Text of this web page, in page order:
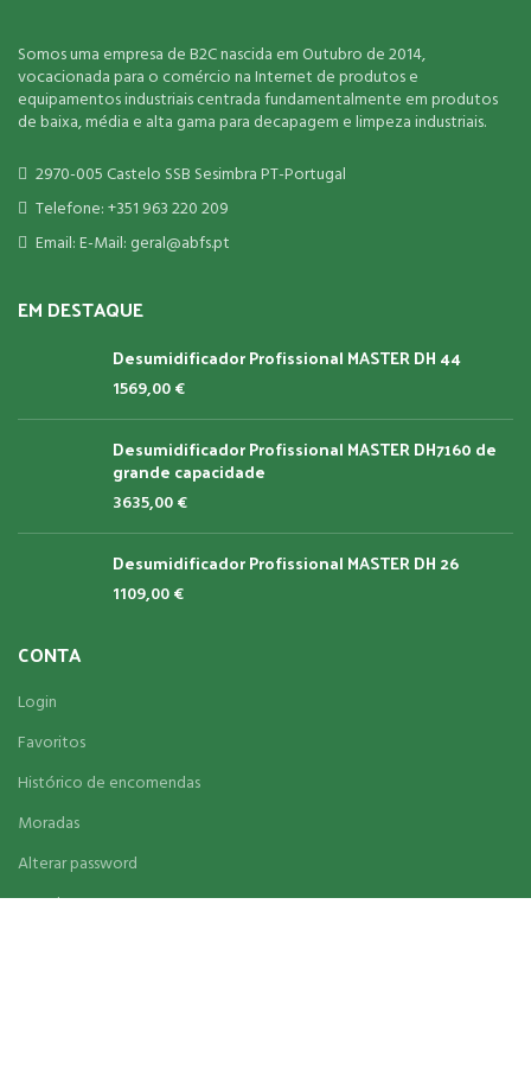
Somos uma empresa de B2C nascida em Outubro de 2014,
vocacionada para o comércio na Internet de produtos e
equipamentos industriais centrada fundamentalmente em produtos
de baixa, média e alta gama para decapagem e limpeza industriais.
2970-005 Castelo SSB Sesimbra PT-Portugal
Telefone: +351 963 220 209
Email: E-Mail: geral@abfs.pt
EM DESTAQUE
Desumidificador Profissional MASTER DH 44
1569,00€
Desumidificador Profissional MASTER DH7160 de
grande capacidade
3635,00€
Desumidificador Profissional MASTER DH 26
1109,00€
CONTA
Login
Favoritos
Histórico de encomendas
Moradas
Alterar password
Newsletter